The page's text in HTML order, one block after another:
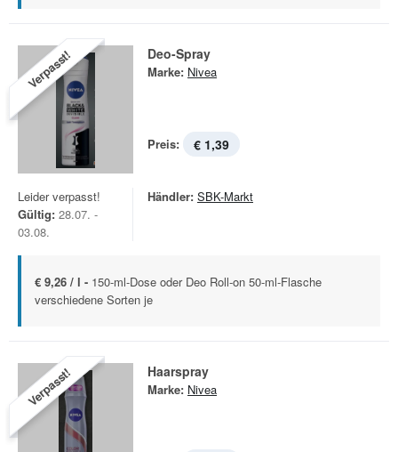
Verpasst! Deo-Spray
Marke: Nivea
Preis: € 1,39
Leider verpasst!
Gültig: 28.07. -
03.08.
Händler: SBK-Markt
€ 9,26 / l - 150-ml-Dose oder Deo Roll-on 50-ml-Flasche
verschiedene Sorten je
Verpasst! Haarspray
Marke: Nivea